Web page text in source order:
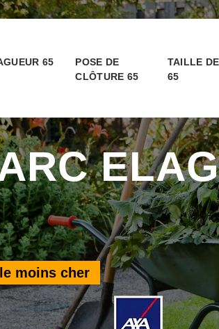
65
POSE DE
CLÔTURE 65
TAILLE
65
moins cher